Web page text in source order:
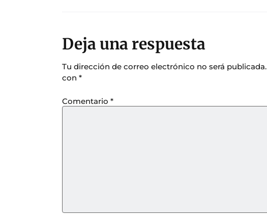
Deja una respuesta
Tu dirección de correo electrónico no será publicada.
con *
Comentario *